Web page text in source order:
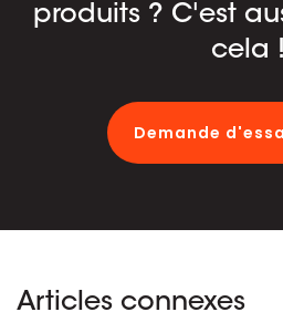
produits ? C'est
cela !
Demande
Articles connexes